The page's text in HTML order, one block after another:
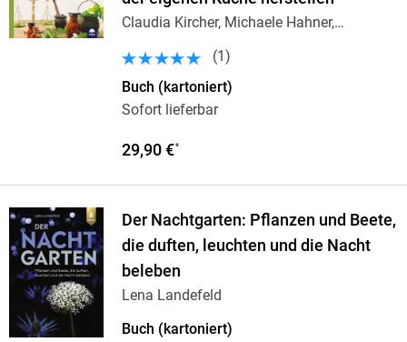
Claudia Kircher, Michaele Hahner,
(1 )
Buch (kartoniert)
Sofort lieferbar
29,90 €*
Der Nachtgarten: Pflanzen und Beete,
die duften, leuchten und die Nacht
beleben
Lena Landefeld
Buch (kartoniert)